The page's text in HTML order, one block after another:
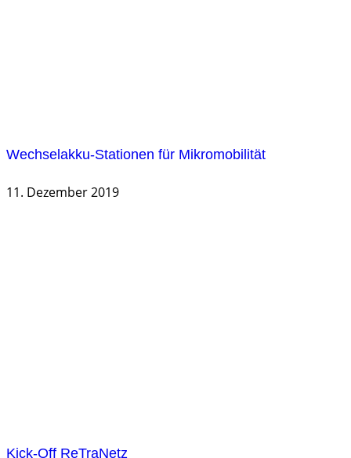
Wechselakku-Stationen für Mikromobilität
11. Dezember 2019
Kick-Off ReTraNetz